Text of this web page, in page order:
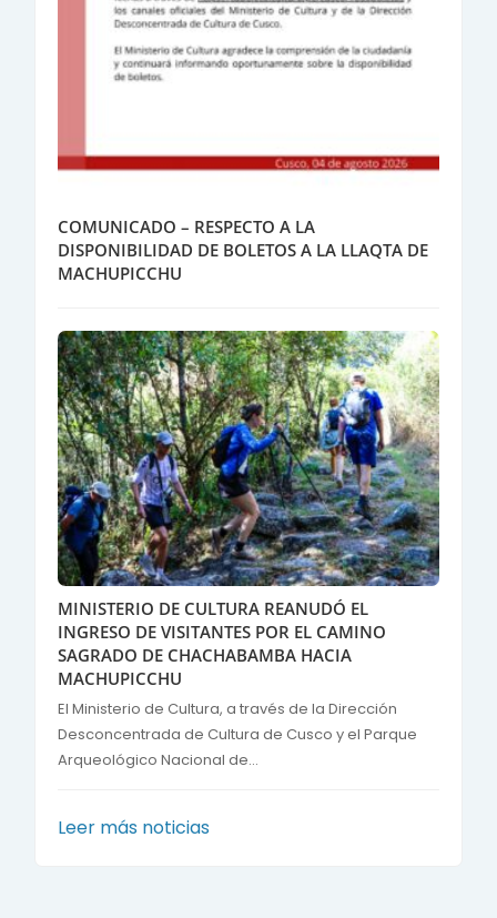
COMUNICADO – RESPECTO A LA
DISPONIBILIDAD DE BOLETOS A LA LLAQTA DE
MACHUPICCHU
MINISTERIO DE CULTURA REANUDÓ EL
INGRESO DE VISITANTES POR EL CAMINO
SAGRADO DE CHACHABAMBA HACIA
MACHUPICCHU
El Ministerio de Cultura, a través de la Dirección
Desconcentrada de Cultura de Cusco y el Parque
Arqueológico Nacional de...
Leer más noticias